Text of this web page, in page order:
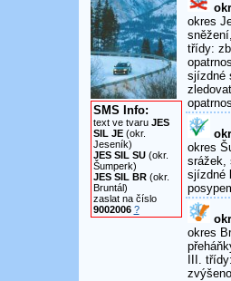
SMS Info:
text ve tvaru JES
SIL JE(okr.
Jeseník)
JES SIL SU(okr.
Šumperk)
JES SIL BR(okr.
Bruntál)
zaslat na číslo
9002006 ?
okres
třídy:
sjízdné
okres
srážek,
sjízdné
okres
III.